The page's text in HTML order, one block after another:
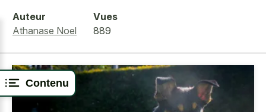
Contenu
Auteur
Athanase Noel
Vues
889